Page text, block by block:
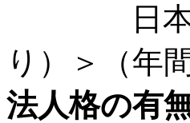
日本看護
り）＞（年
法人格の有